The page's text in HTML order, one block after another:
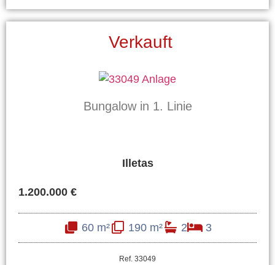
Verkauft
Bungalow in 1. Linie
Illetas
1.200.000 €
60 m² 190 m² 2 3
Ref. 33049